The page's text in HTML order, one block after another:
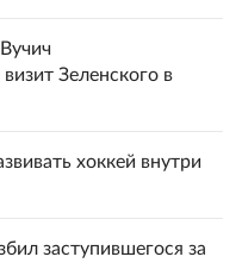
Зеленского в
хоккей внутри
заступившегося за